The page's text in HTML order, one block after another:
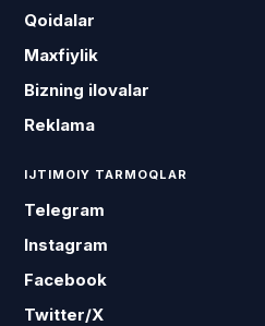
Qoidalar
Maxfiylik
Bizning ilovalar
Reklama
IJTIMOIY TARMOQLAR
Telegram
Instagram
Facebook
Twitter/X